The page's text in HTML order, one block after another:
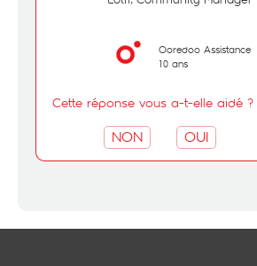
Ooredoo Assistance
10 ans
Cette réponse vous a-t-elle aidé ?
NON OUI